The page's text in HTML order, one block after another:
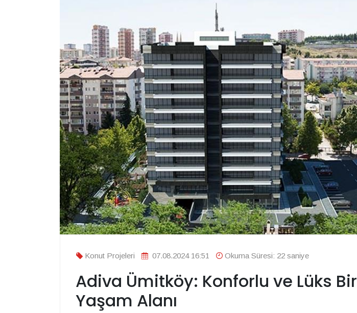
Konut Projeleri 07.08.2024 16:51 Okuma Süresi: 22 saniye
Adiva Ümitköy: Konforlu ve Lüks Bir
Yaşam Alanı